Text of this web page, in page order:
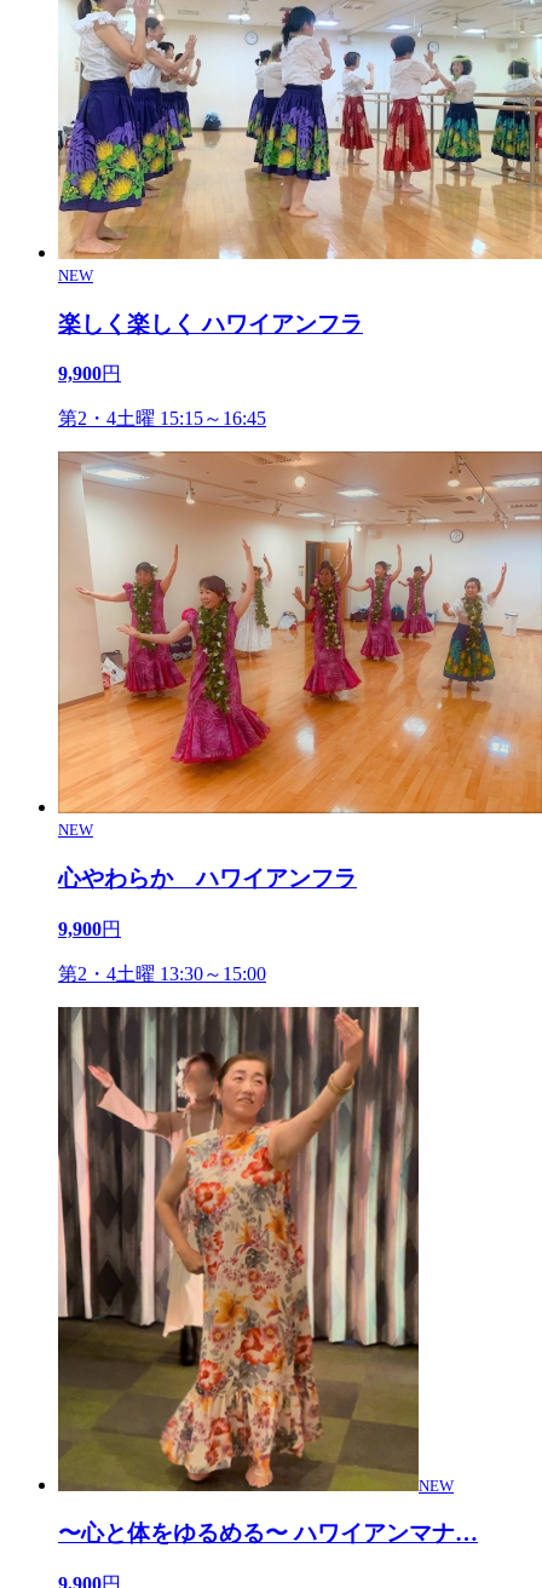
NEW
楽しく楽しく ハワイアンフラ
9,900円
第2・4土曜 15:15～16:45
NEW
心やわらか ハワイアンフラ
9,900円
第2・4土曜 13:30～15:00
NEW
〜心と体をゆるめる〜 ハワイアンマナ…